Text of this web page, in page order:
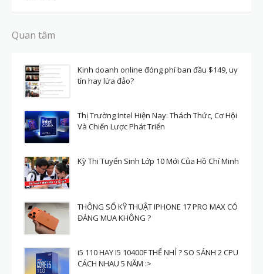
Quan tâm
Kinh doanh online đóng phí ban đầu $149, uy
tín hay lừa đảo?
Thị Trường Intel Hiện Nay: Thách Thức, Cơ Hội
Và Chiến Lược Phát Triển
Kỳ Thi Tuyển Sinh Lớp 10 Mới Của Hồ Chí Minh
THÔNG SỐ KỸ THUẬT IPHONE 17 PRO MAX CÓ
ĐÁNG MUA KHÔNG ?
i5 110 HAY I5 10400F THẾ NHỈ ? SO SÁNH 2 CPU
CÁCH NHAU 5 NĂM :>